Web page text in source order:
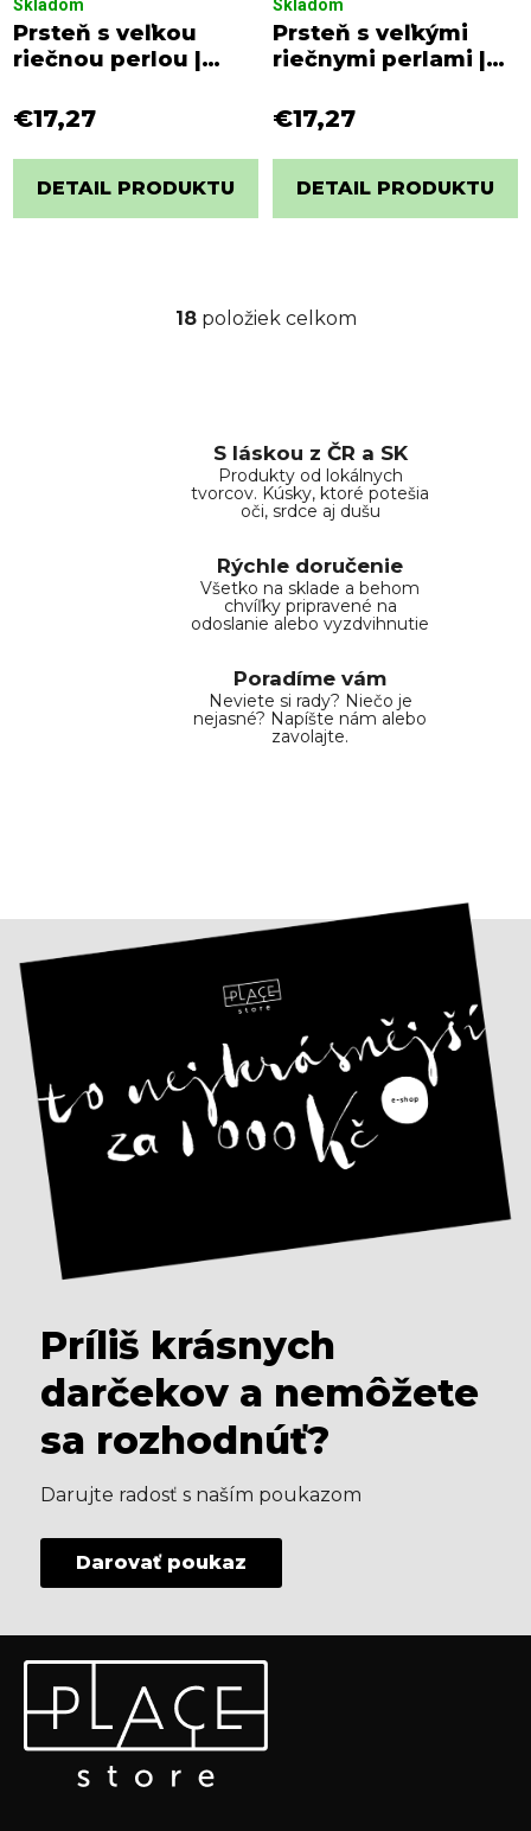
Prsteň s veľkou
riečnou perlou |
Skladom
€17,27
DETAIL PRODUKTU
Prsteň s veľkými
riečnymi perlami |
Skladom
€17,27
DETAIL PRODUKTU
O
a
c
i
p
r
v
y
v
ý
p
18položiek celkom
S láskou z ČR a SK
Produkty od lokálnych
tvorcov. Kúsky, ktoré potešia
oči, srdce aj dušu
Rýchle doručenie
Všetko na sklade a behom
chvíľky pripravené na
odoslanie alebo vyzdvihnutie
Poradíme vám
Neviete si rady? Niečo je
nejasné? Napíšte nám alebo
zavolajte.
Príliš krásnych
darčekov a nemôžete
sa rozhodnúť?
Darujte radosť s naším poukazom
Darovať poukaz
Odoberať newsletter
Vložte svoj e-mail a my Vám budeme zasielať informácie
o nových produktoch na našom e-shope.